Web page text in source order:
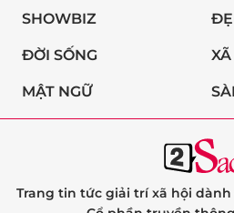
SHOWBIZ
ĐỜI SỐNG
MẬT NGỮ
Trang tin tức giải trí xã hội